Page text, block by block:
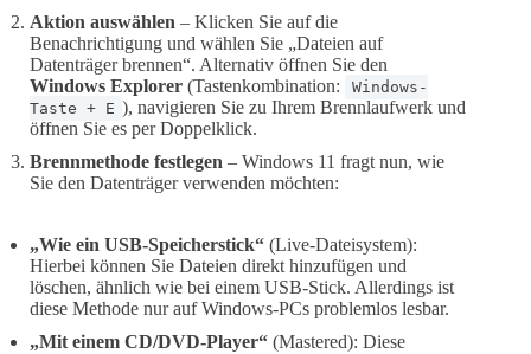
Aktion auswählen – Klicken Sie auf die
Benachrichtigung und wählen Sie „Dateien auf
Datenträger brennen“. Alternativ öffnen Sie den
Windows Explorer (Tastenkombination:
Windows-
Taste + E ), navigieren Sie zu Ihrem Brennlaufwerk und
öffnen Sie es per Doppelklick.
Brennmethode festlegen – Windows 11 fragt nun, wie
Sie den Datenträger verwenden möchten:
„Wie ein USB-Speicherstick“ (Live-Dateisystem):
Hierbei können Sie Dateien direkt hinzufügen und
löschen, ähnlich wie bei einem USB-Stick. Allerdings ist
diese Methode nur auf Windows-PCs problemlos lesbar.
„Mit einem CD/DVD-Player“ (Mastered): Diese